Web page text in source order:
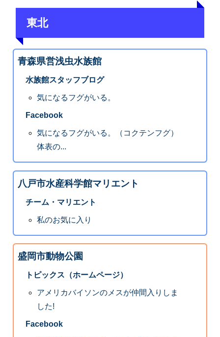
東北
青森県営浅虫水族館
水族館スタッフブログ
気になるフグがいる。
Facebook
気になるフグがいる。（コクテンフグ）
体表の...
八戸市水産科学館マリエント
チーム・マリエント
私のお気に入り
盛岡市動物公園
トピックス（ホームページ）
アメリカバイソンのメスが仲間入りしま
した!
Facebook